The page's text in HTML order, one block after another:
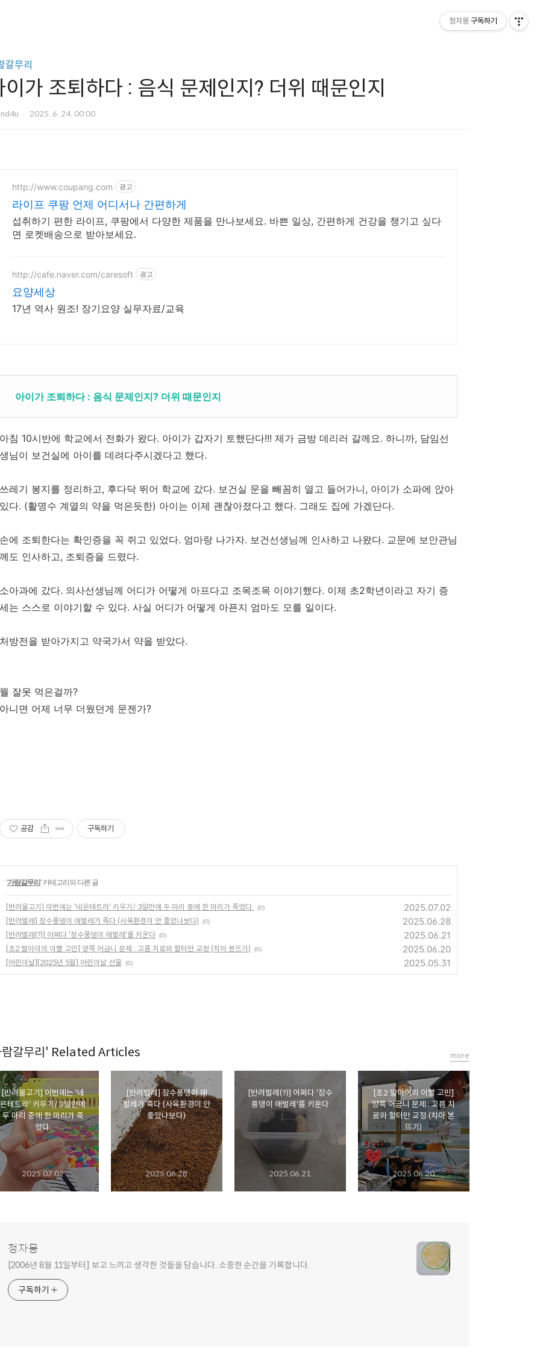
갈무리
이가 조퇴하다 : 음식 문제인지? 더위 때문인지
2025. 6. 24. 00:00
http://www.coupang.com 광고
라이프 쿠팡 언제 어디서나 간편하게
섭취하기 편한 라이프, 쿠팡에서 다양한 제품을 만나보세요. 바쁜 일상, 간편하게 건강을 챙기고 싶다
면 로켓배송으로 받아보세요.
http://cafe.naver.com/caresoft 광고
요양세상
17년 역사 원조! 장기요양 실무자료/교육
아이가 조퇴하다 : 음식 문제인지? 더위 때문인지
침 10시반에 학교에서 전화가 왔다. 아이가 갑자기 토했단다!!! 제가 금방 데리러 갈께요. 하니까, 담임선
님이 보건실에 아이를 데려다주시겠다고 했다.
레기 봉지를 정리하고, 후다닥 뛰어 학교에 갔다. 보건실 문을 빼꼼히 열고 들어가니, 아이가 소파에 앉아
다. (활명수 계열의 약을 먹은듯한) 아이는 이제 괜찮아졌다고 했다. 그래도 집에 가겠단다.
에 조퇴한다는 확인증을 꼭 쥐고 있었다. 엄마랑 나가자. 보건선생님께 인사하고 나왔다. 교문에 보안관님
도 인사하고, 조퇴증을 드렸다.
아과에 갔다. 의사선생님께 어디가 어떻게 아프다고 조목조목 이야기했다. 이제 초2학년이라고 자기 증
는 스스로 이야기할 수 있다. 사실 어디가 어떻게 아픈지 엄마도 모를 일이다.
방전을 받아가지고 약국가서 약을 받았다.
잘못 먹은걸까?
니면 어제 너무 더웠던게 문젠가?
공감 구독하기
'가람갈무리' 카테고리의 다른 글
[반려물고기] 이번에는 '네온테트라' 키우기/ 3일만에 두 마리 중에 한 마리가 죽었다. (0) 2025.07.02
[반려벌레] 장수풍뎅이 애벌레가 죽다 (사육환경이 안 좋았나보다) (0) 2025.06.28
[반려벌레(?)] 어쩌다 '장수풍뎅이 애벌레'를 키운다 (0) 2025.06.21
[초2 딸아이의 이빨 고민] 양쪽 어금니 문제 : 고름 치료와 할터만 교정 (치아 본뜨기) (0) 2025.06.20
[어린이날][2025년 5월] 어린이날 선물 (0) 2025.05.31
갈무리' Related Articles
[반려물고기] 이번에는 '네
온테트라' 키우기/ 3일만에
두 마리 중에 한 마리가 죽
었다.
2025.07.02
[반려벌레] 장수풍뎅이 애
벌레가 죽다 (사육환경이 안
좋았나보다)
2025.06.28
[반려벌레(?)] 어쩌다 '장수
풍뎅이 애벌레'를 키운다
2025.06.21
[초2 딸아이의 이빨 고민]
양쪽 어금니 문제 : 고름 치
료와 할터만 교정 (치아 본
뜨기)
2025.06.20
more
청자몽
[2006년 8월 11일부터] 보고 느끼고 생각한 것들을 담습니다. 소중한 순간을 기록합니다.
구독하기
청자몽 구독하기